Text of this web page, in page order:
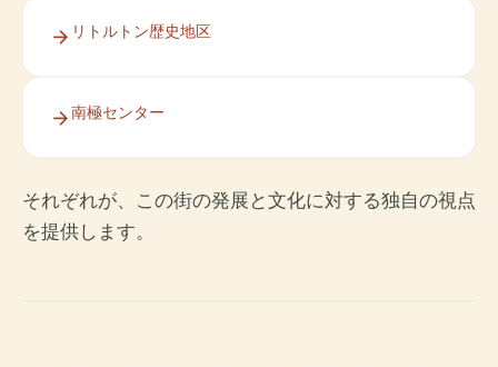
リトルトン歴史地区
南極センター
それぞれが、この街の発展と文化に対する独自の視点
を提供します。